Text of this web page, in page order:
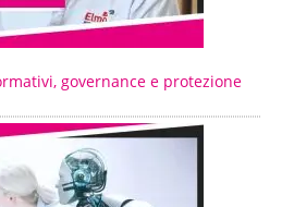
governance e protezione